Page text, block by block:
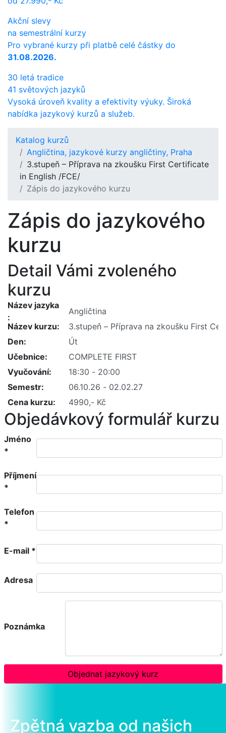
Akční slevy
na semestrální kurzy
Pro vybrané kurzy při platbě celé částky do
31.08.2026.
30 letá tradice
41 světových jazyků
Vysoká úroveň kvality a efektivity výuky. Široká
nabídka jazykový kurzů a služeb.
Katalog kurzů
Angličtina, jazykové kurzy angličtiny, Praha
3.stupeň – Příprava na zkoušku First Certificate
in English /FCE/
Zápis do jazykového kurzu
Zápis do jazykového
kurzu
Detail Vámi zvoleného
kurzu
Název jazyka
Název kurzu
Den
Učebnice
Vyučování
Semestr
Cena kurzu
Objedávkový formulář kurzu
Jméno
*
Příjmení
*
Telefon
*
E-mail *
Adresa
Poznámka
Objednat jazykový kurz
Zpětná vazba od našich